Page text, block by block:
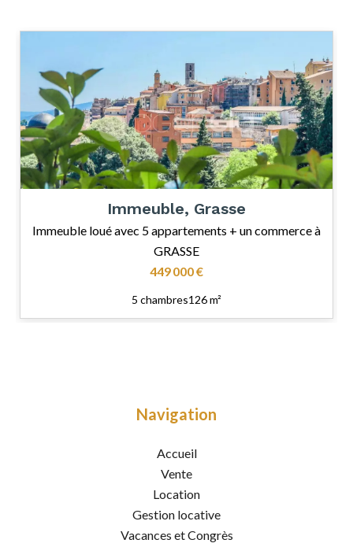
Immeuble, Grasse
Immeuble loué avec 5 appartements + un commerce à
GRASSE
449 000 €
5 chambres126 m²
Navigation
Accueil
Vente
Location
Gestion locative
Vacances et Congrès